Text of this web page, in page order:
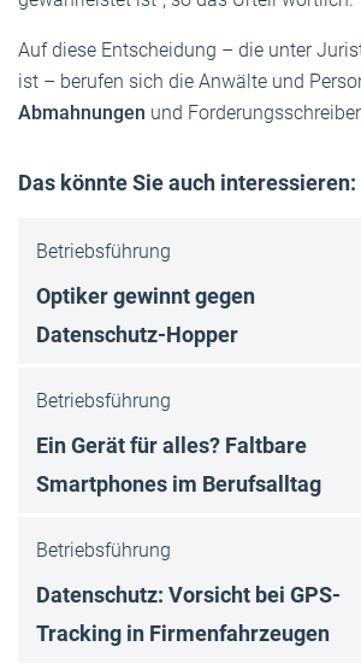
Auf diese Entscheidung – die unter
ist – berufen sich die Anwälte und
Abmahnungen und
Das könnte Sie auch interessieren:
Betriebsführung
Optiker gewinnt gegen
Datenschutz-Hop­per
Betriebsführung
Ein Gerät für alles? Faltbare
Smartphones im Berufsalltag
Betriebsführung
Datenschutz: Vorsicht bei GPS-
Tracking in Firmenfahrzeugen